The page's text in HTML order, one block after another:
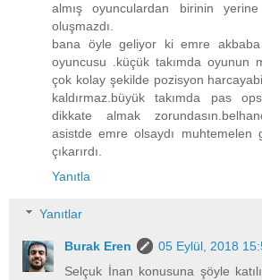
almış oyunculardan birinin
oluşmazdı.
bana öyle geliyor ki emre akbaba
oyuncusu .küçük takımda oyunun
çok kolay şekilde pozisyon
kaldırmaz.büyük takımda pas
dikkate almak
asistde emre olsaydı muhtemelen
çıkarırdı.
Yanıtla
Yanıtlar
Burak Eren
05 Eylül, 2018
Selçuk İnan konusuna şöyle